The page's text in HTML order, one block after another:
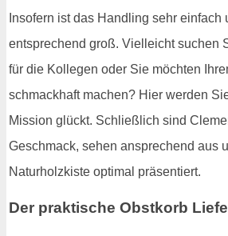
Insofern ist das Handling sehr
entsprechend groß. Vielleicht suchen
für die Kollegen oder Sie möchten
schmackhaft machen? Hier werden
Mission glückt. Schließlich sind
Geschmack, sehen ansprechend aus
Naturholzkiste optimal präsentiert.
Der praktische Obstkorb